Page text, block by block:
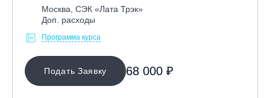
Москва, СЭК «Лата Трэк»
Доп. расходы
Программа курса
Подать Заявку 68 000 ₽